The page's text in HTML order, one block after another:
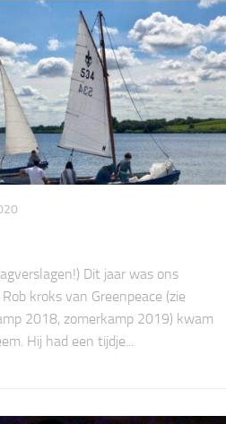
Dit jaar was ons
kroks van Greenpeace (zie
2018, zomerkamp 2019) kwam
Hij had een tijdje...